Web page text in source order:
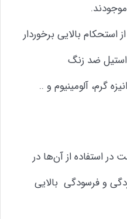
بالایی برخوردار
ضد زنگ
گرم، آلومینیوم و ..
استفاده از آن‌ها در
و فرسودگی بالایی